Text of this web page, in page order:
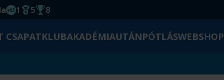
EHF kupagyőzelem 2014
1
Magyar Bajnoki cím
5
Magyar-Kupa győzelem
8
CSAPATKLUBAKADÉMIAUTÁNPÓTLÁSWEBSHOP